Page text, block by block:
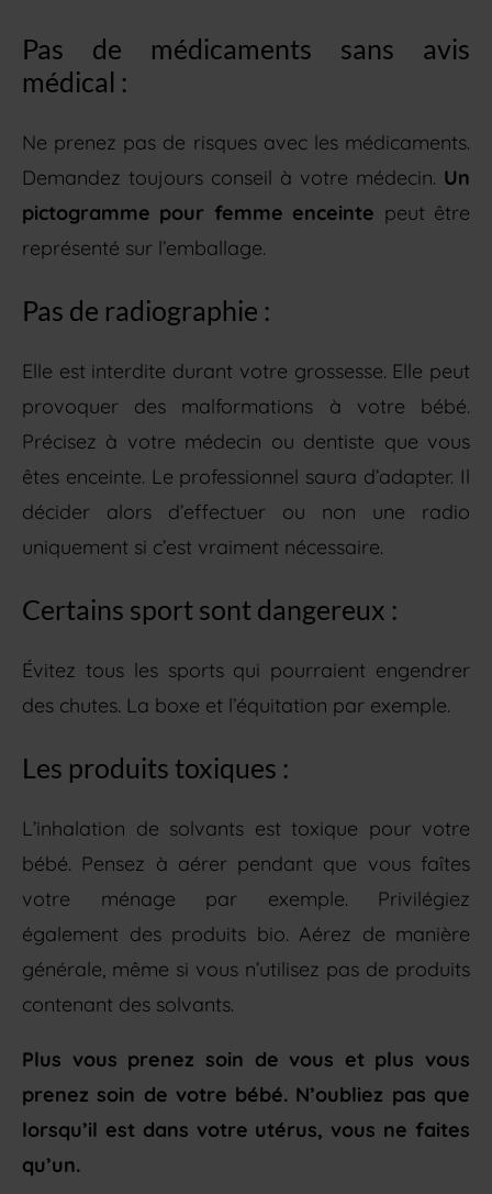
Pas de médicaments sans avis
médical :
Ne prenez pas de risques avec les médicaments.
Demandez toujours conseil à votre médecin. Un
pictogramme pour femme enceinte peut être
représenté sur l’emballage.
Pas de radiographie :
Elle est interdite durant votre grossesse. Elle peut
provoquer des malformations à votre bébé.
Précisez à votre médecin ou dentiste que vous
êtes enceinte. Le professionnel saura d’adapter. Il
décider alors d’effectuer ou non une radio
uniquement si c’est vraiment nécessaire.
Certains sport sont dangereux :
Évitez tous les sports qui pourraient engendrer
des chutes. La boxe et l’équitation par exemple.
Les produits toxiques :
L’inhalation de solvants est toxique pour votre
bébé. Pensez à aérer pendant que vous faîtes
votre ménage par exemple. Privilégiez
également des produits bio. Aérez de manière
générale, même si vous n’utilisez pas de produits
contenant des solvants.
Plus vous prenez soin de vous et plus vous
prenez soin de votre bébé. N’oubliez pas que
lorsqu’il est dans votre utérus, vous ne faites
qu’un.